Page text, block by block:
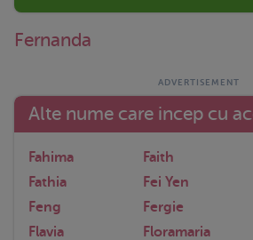
Fernanda
Alte nume care incep cu
Fahima Faith
Fathia
Fei Yen
Feng
Fergie
Flavia
Floramaria